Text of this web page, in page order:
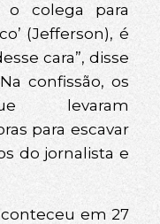
o colega para
(Jefferson), é
cara”, disse
confissão, os
levaram
para escavar
do jornalista e
em 27